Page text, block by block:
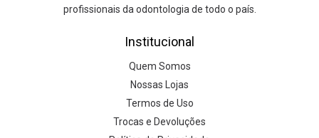
profissionais da odontologia de todo o país.
Institucional
Quem Somos
Nossas Lojas
Termos de Uso
Trocas e Devoluções